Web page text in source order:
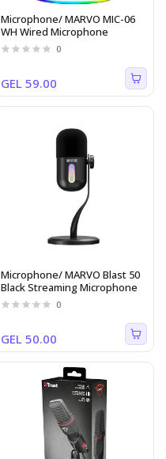
Microphone/ MARVO MIC-06
WH Wired Microphone
0
GEL 59.00
Microphone/ MARVO Blast 50
Black Streaming Microphone
0
GEL 50.00